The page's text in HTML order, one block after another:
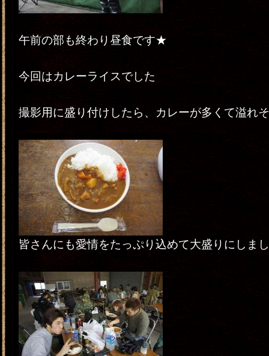
午前の部も終わり昼食です★
今回はカレーライスでした
撮影用に盛り付けしたら、カレーが多くて溢れ
皆さんにも愛情をたっぷり込めて大盛りにしま